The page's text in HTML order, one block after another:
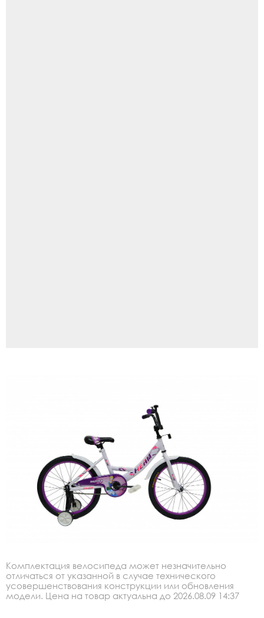
Комплектация велосипеда может незначительно
отличаться от указанной в случае технического
усовершенствования конструкции или обновления
модели. Цена на товар актуальна до 2026.08.09 14:37